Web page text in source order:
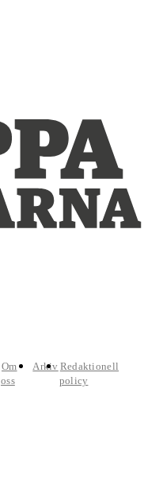
Om
oss
Arkiv Redaktionell
policy